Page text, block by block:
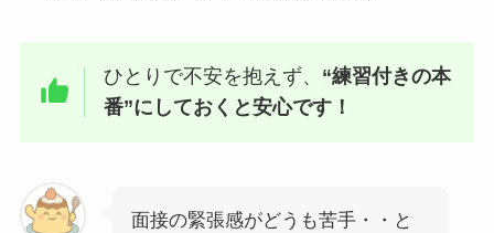
ひとりで不安を抱えず、 “練習付きの本
番”にしておくと安心です！
面接の緊張感がどうも苦手・・と